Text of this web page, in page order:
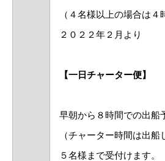
（４名様以上の場合は
２０２２年２月より
【一日チャーター便】
早朝から８時間での出船
（チャーター時間は出
５名様まで受付けます。